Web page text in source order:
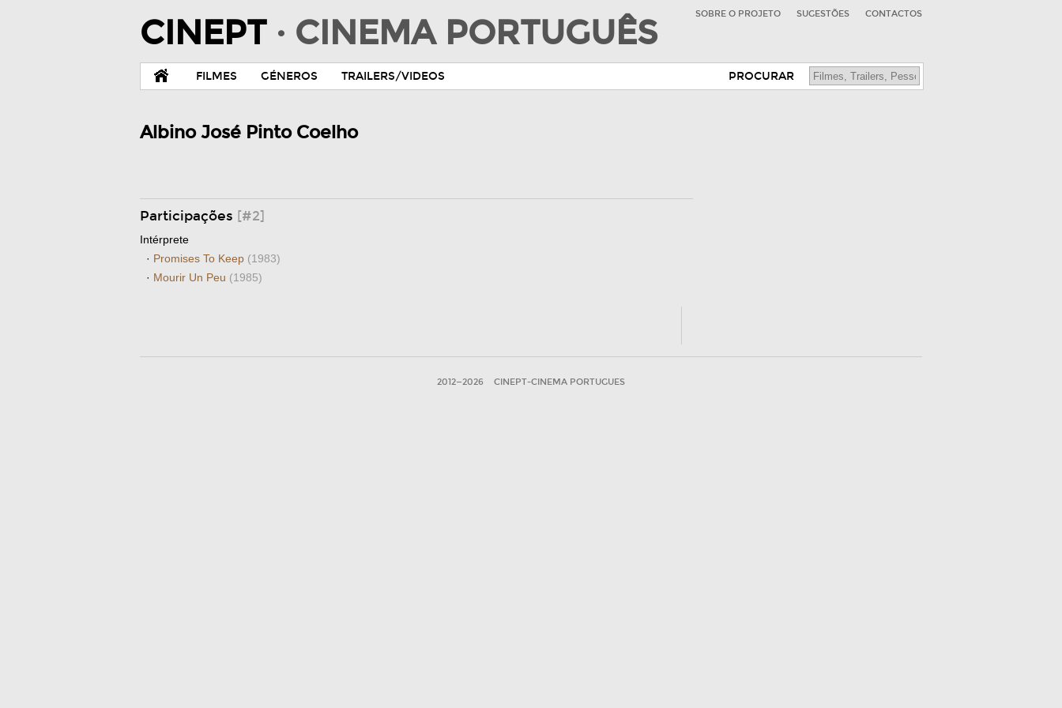
CINEPT · CINEMA PORTUGUÊS SOBRE O PROJETO SUGESTÕES CONTACTOS
FILMES GÉNEROS TRAILERS/VIDEOS PROCURAR
Albino José Pinto Coelho
Participações [#2]
Intérprete
· Promises To Keep (1983)
· Mourir Un Peu (1985)
2012—2026 CINEPT-CINEMA PORTUGUES